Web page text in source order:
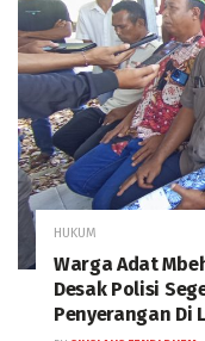
HUKUM
Warga Adat
Desak Polisi
Penyerangan Di